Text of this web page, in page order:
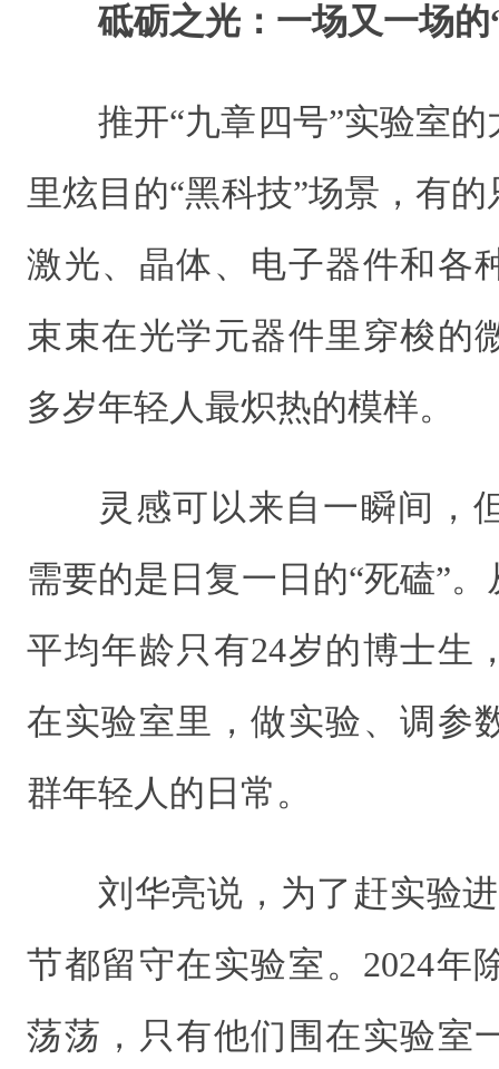
砥砺之光：一场又一场的
推开“九章四号”实验室
里炫目的“黑科技”场景，有
激光、晶体、电子器件和各
束束在光学元器件里穿梭的
多岁年轻人最炽热的模样。
灵感可以来自一瞬间，
需要的是日复一日的“死磕”
平均年龄只有24岁的博士生
在实验室里，做实验、调参
群年轻人的日常。
刘华亮说，为了赶实验
节都留守在实验室。2024年
荡荡，只有他们围在实验室